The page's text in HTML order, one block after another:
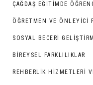
ÇAĞDAŞ EĞITIMDE
ÖĞRETMEN VE ÖNLEYİCİ
SOSYAL BECERİ
BIREYSEL FARKLILIKLAR
REHBERLİK HİZMETLERİ